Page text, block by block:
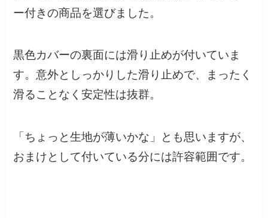
ー付きの商品を選びました。
黒色カバーの裏面には滑り止めが付いていま
す。意外としっかりした滑り止めで、まったく
滑ることなく安定性は抜群。
「ちょっと生地が薄いかな」とも思いますが、
おまけとして付いている分には許容範囲です。